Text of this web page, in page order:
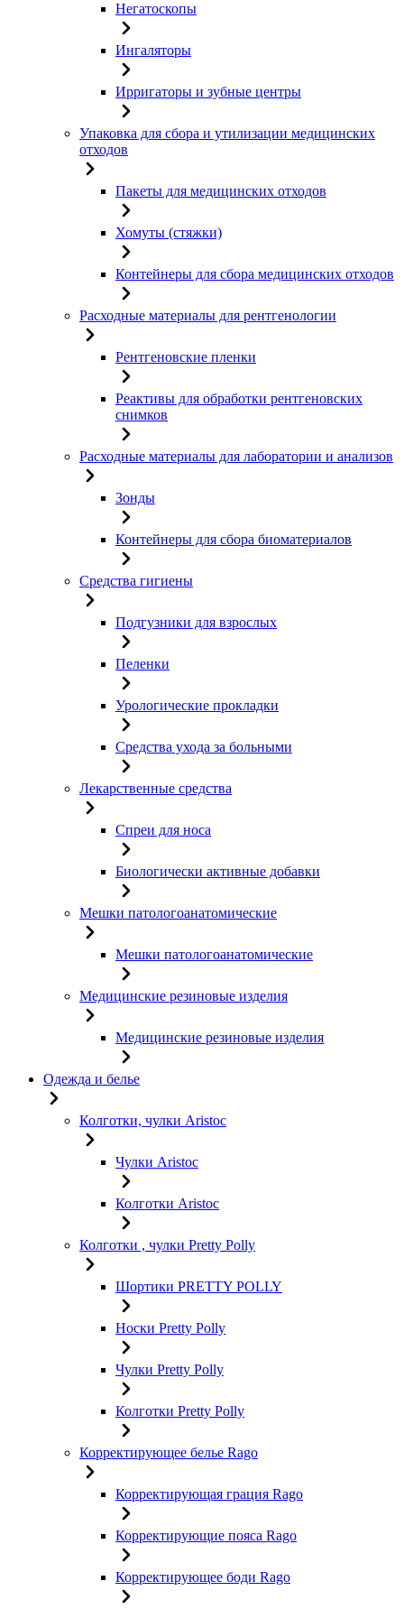
Негатоскопы
Ингаляторы
Ирригаторы и зубные центры
Упаковка для сбора и утилизации медицинских
отходов
Пакеты для медицинских отходов
Хомуты (стяжки)
Контейнеры для сбора медицинских отходов
Расходные материалы для рентгенологии
Рентгеновские пленки
Реактивы для обработки рентгеновских
снимков
Расходные материалы для лаборатории и анализов
Зонды
Контейнеры для сбора биоматериалов
Средства гигиены
Подгузники для взрослых
Пеленки
Урологические прокладки
Средства ухода за больными
Лекарственные средства
Спреи для носа
Биологически активные добавки
Мешки патологоанатомические
Мешки патологоанатомические
Медицинские резиновые изделия
Медицинские резиновые изделия
Одежда и белье
Колготки, чулки Aristoc
Чулки Aristoc
Колготки Aristoc
Колготки , чулки Pretty Polly
Шортики PRETTY POLLY
Носки Pretty Polly
Чулки Pretty Polly
Колготки Pretty Polly
Корректирующее белье Rago
Корректирующая грация Rago
Корректирующие пояса Rago
Корректирующее боди Rago